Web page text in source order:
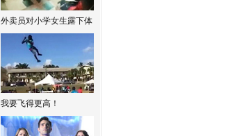
外卖员对小学女生露下体
我要飞得更高！